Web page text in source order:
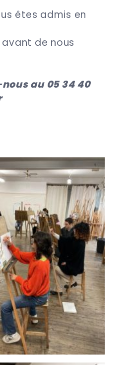
êtes admis en
de nous
au 05 34 40